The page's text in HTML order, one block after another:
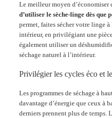
Le meilleur moyen d’économiser
d’utiliser le sèche-linge dès que
permet, faites sécher votre linge
intérieur, en privilégiant une
également utiliser un
séchage naturel à l’intérieur.
Privilégier les cycles éco et
Les programmes de séchage à
davantage d’énergie que ceux à
derniers prennent plus de temps.